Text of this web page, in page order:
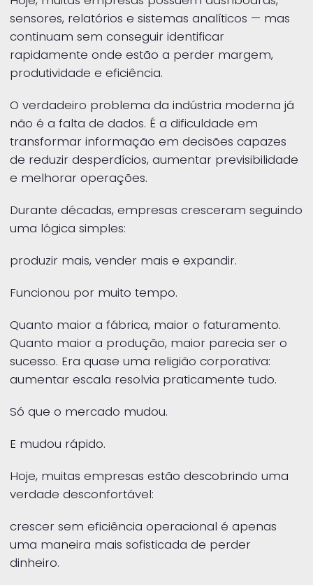
sensores, relatórios e sistemas analíticos — mas
continuam sem conseguir identificar
rapidamente onde estão a perder margem,
produtividade e eficiência.
O verdadeiro problema da indústria moderna já
não é a falta de dados. É a dificuldade em
transformar informação em decisões capazes
de reduzir desperdícios, aumentar previsibilidade
e melhorar operações.
Durante décadas, empresas cresceram seguindo
uma lógica simples:
produzir mais, vender mais e expandir.
Funcionou por muito tempo.
Quanto maior a fábrica, maior o faturamento.
Quanto maior a produção, maior parecia ser o
sucesso. Era quase uma religião corporativa:
aumentar escala resolvia praticamente tudo.
Só que o mercado mudou.
E mudou rápido.
Hoje, muitas empresas estão descobrindo uma
verdade desconfortável:
crescer sem eficiência operacional é apenas
uma maneira mais sofisticada de perder
dinheiro.